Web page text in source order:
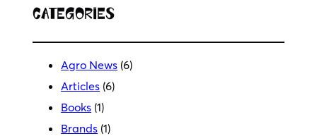
Categories
Agro News (6)
Articles (6)
Books (1)
Brands (1)